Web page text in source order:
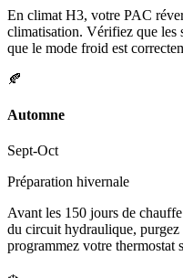
En climat H3, votre PAC
climatisation. Vérifiez que les
que le mode froid est
🍂
Automne
Sept-Oct
Préparation hivernale
Avant les 150 jours de
du circuit hydraulique, purgez
programmez votre thermostat